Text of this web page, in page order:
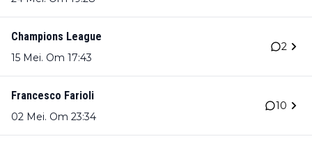
Champions League
15 Mei. Om 17:43
2
Francesco Farioli
02 Mei. Om 23:34
10